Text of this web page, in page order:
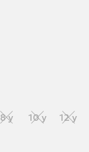
8 y 10 y 12 y